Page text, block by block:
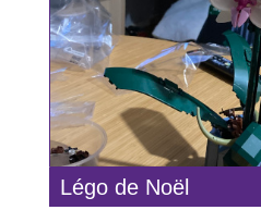
Légo de Noël